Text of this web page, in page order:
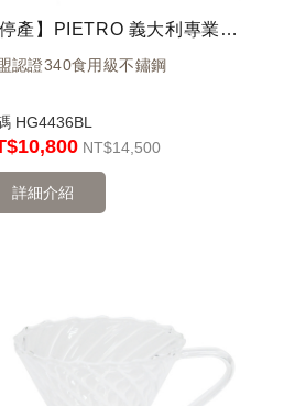
【停產】PIETRO 義大利專業級手搖磨豆機(藍)
認證340食用級不鏽鋼
HG4436BL
NT$14,500
詳細介紹